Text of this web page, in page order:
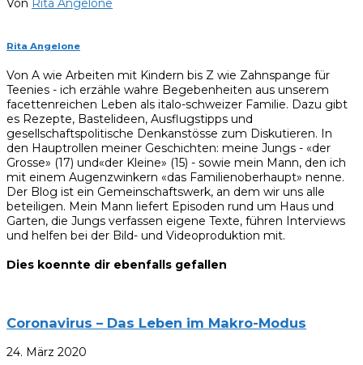
Von Rita Angelone
Rita Angelone
Von A wie Arbeiten mit Kindern bis Z wie Zahnspange für
Teenies - ich erzähle wahre Begebenheiten aus unserem
facettenreichen Leben als italo-schweizer Familie. Dazu gibt
es Rezepte, Bastelideen, Ausflugstipps und
gesellschaftspolitische Denkanstösse zum Diskutieren. In
den Hauptrollen meiner Geschichten: meine Jungs - «der
Grosse» (17) und«der Kleine» (15) - sowie mein Mann, den ich
mit einem Augenzwinkern «das Familienoberhaupt» nenne.
Der Blog ist ein Gemeinschaftswerk, an dem wir uns alle
beteiligen. Mein Mann liefert Episoden rund um Haus und
Garten, die Jungs verfassen eigene Texte, führen Interviews
und helfen bei der Bild- und Videoproduktion mit.
Dies koennte dir ebenfalls gefallen
Coronavirus – Das Leben im Makro-Modus
24. März 2020